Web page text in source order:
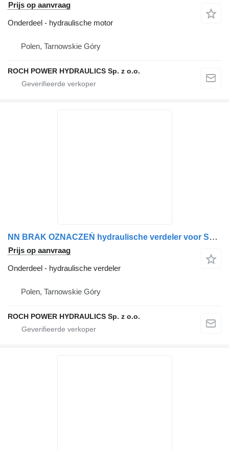
Prijs op aanvraag
Onderdeel - hydraulische motor
Polen, Tarnowskie Góry
ROCH POWER HYDRAULICS Sp. z o.o.
NN BRAK OZNACZEŃ hydraulische verdeler voor Schmidt veegmachine
Prijs op aanvraag
Onderdeel - hydraulische verdeler
Polen, Tarnowskie Góry
ROCH POWER HYDRAULICS Sp. z o.o.